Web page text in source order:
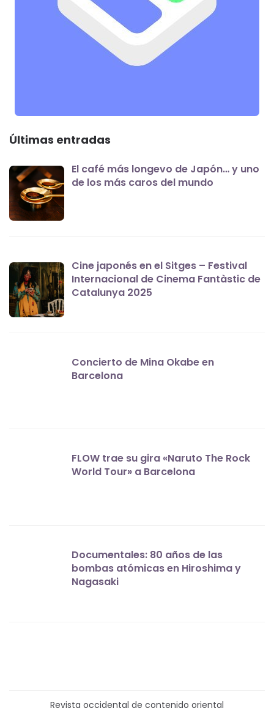
Últimas entradas
El café más longevo de Japón… y uno
de los más caros del mundo
Cine japonés en el Sitges – Festival
Internacional de Cinema Fantàstic de
Catalunya 2025
Concierto de Mina Okabe en
Barcelona
FLOW trae su gira «Naruto The Rock
World Tour» a Barcelona
Documentales: 80 años de las
bombas atómicas en Hiroshima y
Nagasaki
Revista occidental de contenido oriental